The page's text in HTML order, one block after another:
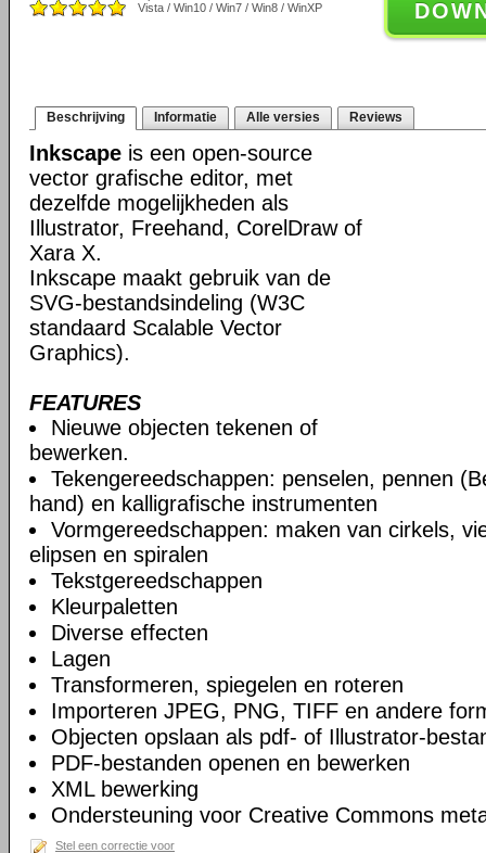
Vista / Win10 / Win7 / Win8 / WinXP
Beschrijving Informatie Alle versies Reviews
Inkscape is een open-source
vector grafische editor, met
dezelfde mogelijkheden als
Illustrator, Freehand, CorelDraw of
Xara X.
Inkscape maakt gebruik van de
SVG-bestandsindeling (W3C
standaard Scalable Vector
Graphics).
FEATURES
Nieuwe objecten tekenen of
bewerken.
Tekengereedschappen: penselen, pennen
hand) en kalligrafische instrumenten
Vormgereedschappen: maken van cirkels,
elipsen en spiralen
Tekstgereedschappen
Kleurpaletten
Diverse effecten
Lagen
Transformeren, spiegelen en roteren
Importeren JPEG, PNG, TIFF en andere
Objecten opslaan als pdf- of Illustrator-
PDF-bestanden openen en bewerken
XML bewerking
Ondersteuning voor Creative Commons
Stel een correctie voor